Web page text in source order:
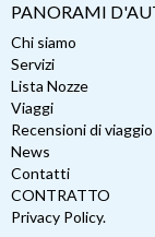
PANORAMI
Chi siamo
Servizi
Lista Nozze
Viaggi
Recensioni di viaggio
News
Contatti
CONTRATTO
Privacy Policy.